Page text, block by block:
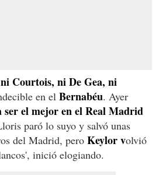
Courtois, ni De Gea, ni
en el Bernabéu. Ayer
ser el mejor en el Real Madrid
paró lo suyo y salvó unas
del Madrid, pero Keylor volvió
inició elogiando.